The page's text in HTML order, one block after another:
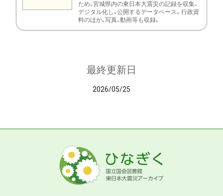
ため、宮城県内の東日本大震災の記録を収集、
デジタル化し、公開するデータベース。行政資
料のほか、写真、動画等も収録。
最終更新日
2026/05/25